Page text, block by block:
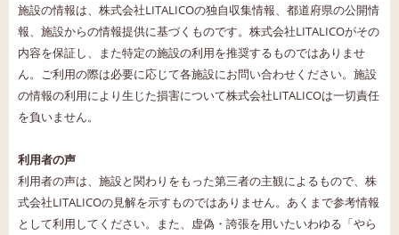
施設の情報は、株式会社LITALICOの独自収集情報、都道府県の公開情
報、施設からの情報提供に基づくものです。株式会社LITALICOがその
内容を保証し、また特定の施設の利用を推奨するものではありませ
ん。ご利用の際は必要に応じて各施設にお問い合わせください。施設
の情報の利用により生じた損害について株式会社LITALICOは一切責任
を負いません。
利用者の声
利用者の声は、施設と関わりをもった第三者の主観によるもので、株
式会社LITALICOの見解を示すものではありません。あくまで参考情報
として利用してください。また、虚偽・誇張を用いたいわゆる「やら